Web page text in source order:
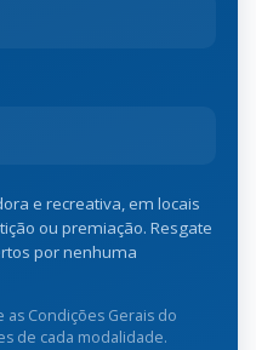
e recreativa, em locais
ou premiação. Resgate
por nenhuma
as Condições Gerais do
de cada modalidade.